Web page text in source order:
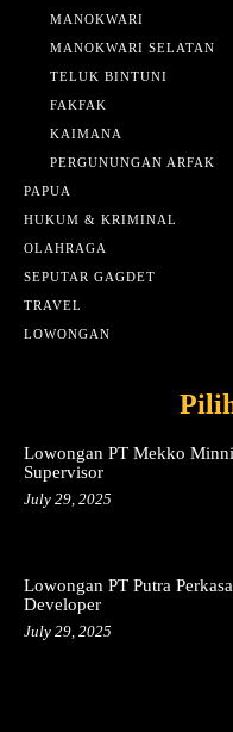
MANOKWARI
MANOKWARI SELATAN
TELUK BINTUNI
FAKFAK
KAIMANA
PERGUNUNGAN ARFAK
PAPUA
HUKUM & KRIMINAL
OLAHRAGA
SEPUTAR GAGDET
TRAVEL
LOWONGAN
Lowongan PT Mekko
Supervisor
July 29, 2025
Lowongan PT Putra
Developer
July 29, 2025